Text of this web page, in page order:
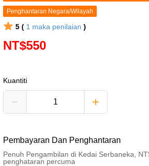
Penghantaran Negara/Wilayah
5 ( 1 maka penilaian )
NT$550
Kuantiti
Pembayaran Dan Penghantaran
Penuh Pengambilan di Kedai Serbaneka,
penghataran percuma